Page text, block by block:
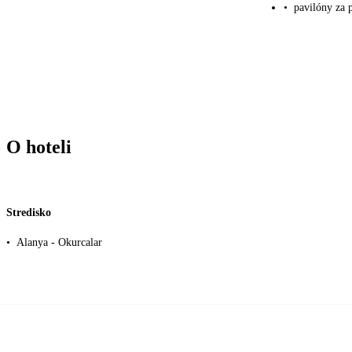
• pavilóny za
O hoteli
Stredisko
• Alanya - Okurcalar